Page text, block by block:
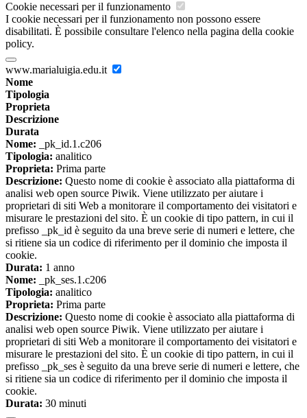
Cookie necessari per il funzionamento
I cookie necessari per il funzionamento non possono essere
disabilitati. È possibile consultare l'elenco nella pagina della cookie
policy.
www.marialuigia.edu.it
Nome
Tipologia
Proprieta
Descrizione
Durata
Nome: _pk_id.1.c206
Tipologia: analitico
Proprieta: Prima parte
Descrizione: Questo nome di cookie è associato alla piattaforma di
analisi web open source Piwik. Viene utilizzato per aiutare i
proprietari di siti Web a monitorare il comportamento dei visitatori e
misurare le prestazioni del sito. È un cookie di tipo pattern, in cui il
prefisso _pk_id è seguito da una breve serie di numeri e lettere, che
si ritiene sia un codice di riferimento per il dominio che imposta il
cookie.
Durata: 1 anno
Nome: _pk_ses.1.c206
Tipologia: analitico
Proprieta: Prima parte
Descrizione: Questo nome di cookie è associato alla piattaforma di
analisi web open source Piwik. Viene utilizzato per aiutare i
proprietari di siti Web a monitorare il comportamento dei visitatori e
misurare le prestazioni del sito. È un cookie di tipo pattern, in cui il
prefisso _pk_ses è seguito da una breve serie di numeri e lettere, che
si ritiene sia un codice di riferimento per il dominio che imposta il
cookie.
Durata: 30 minuti